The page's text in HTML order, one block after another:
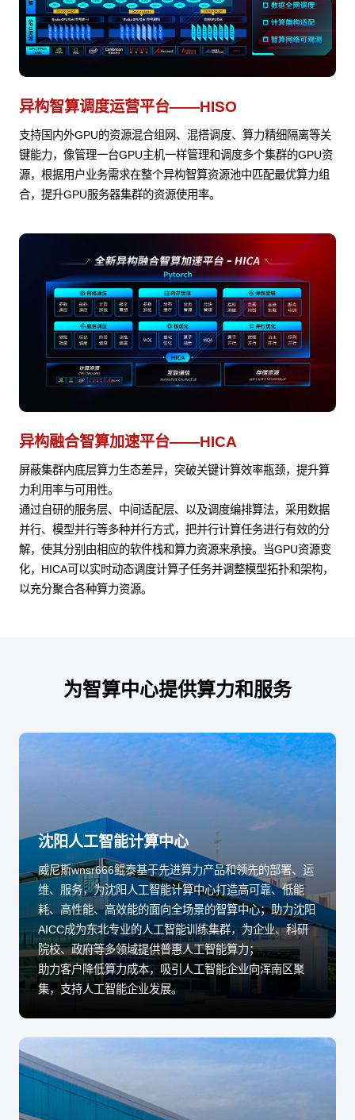
异构智算调度运营平台——HISO
支持国内外GPU的资源混合组网、混搭调度、算力精细隔离等关
键能力，像管理一台GPU主机一样管理和调度多个集群的GPU资
源，根据用户业务需求在整个异构智算资源池中匹配最优算力组
合，提升GPU服务器集群的资源使用率。
异构融合智算加速平台——HICA
屏蔽集群内底层算力生态差异，突破关键计算效率瓶颈，提升算
力利用率与可用性。
通过自研的服务层、中间适配层、以及调度编排算法，采用数据
并行、模型并行等多种并行方式，把并行计算任务进行有效的分
解，使其分别由相应的软件栈和算力资源来承接。当GPU资源变
化，HICA可以实时动态调度计算子任务并调整模型拓扑和架构，
以充分聚合各种算力资源。
为智算中心提供算力和服务
沈阳人工智能计算中心
威尼斯wnsr666鲲泰基于先进算力产品和领先的部署、运
维、服务，为沈阳人工智能计算中心打造高可靠、低能
耗、高性能、高效能的面向全场景的智算中心；助力沈阳
AICC成为东北专业的人工智能训练集群，为企业、科研
院校、政府等多领域提供普惠人工智能算力；
助力客户降低算力成本，吸引人工智能企业向浑南区聚
集，支持人工智能企业发展。